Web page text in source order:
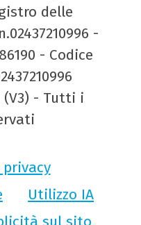
delle
-
- Codice
(V3) - Tutti i
Utilizzo IA